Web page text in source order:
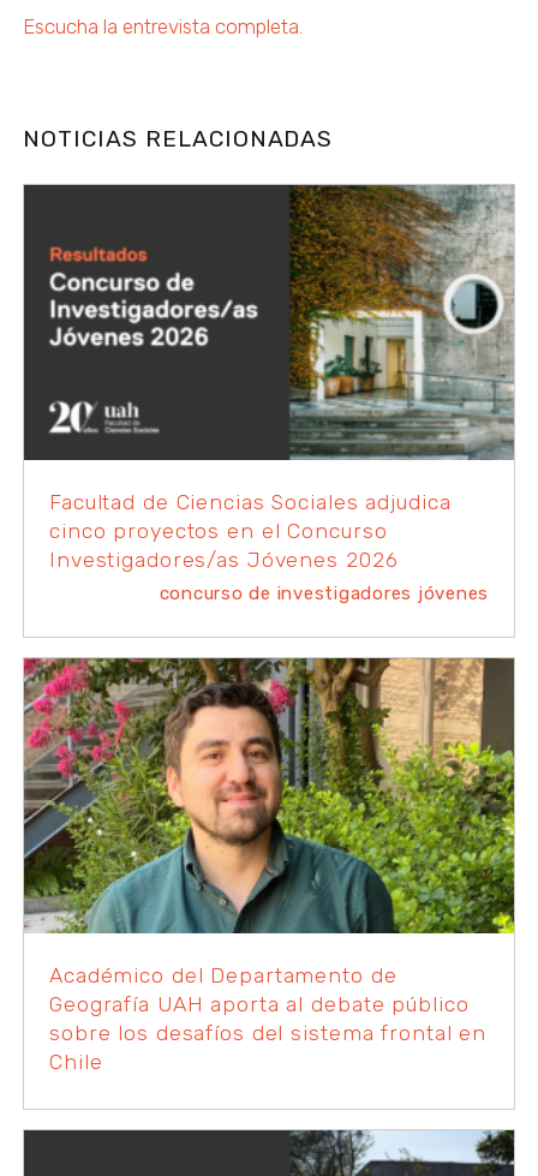
Escucha la entrevista completa.
NOTICIAS RELACIONADAS
Facultad de Ciencias Sociales adjudica
cinco proyectos en el Concurso
Investigadores/as Jóvenes 2026
concurso de investigadores jóvenes
Académico del Departamento de
Geografía UAH aporta al debate público
sobre los desafíos del sistema frontal en
Chile